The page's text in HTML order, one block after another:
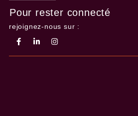
Pour rester connecté
rejoignez-nous sur :